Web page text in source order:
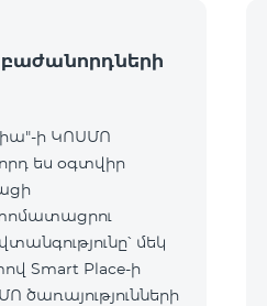
բաժանորդների
ի ԿՈՍՄՈ
ես օգտվիր
մեկ
Smart Place-ի
ծառայությունների